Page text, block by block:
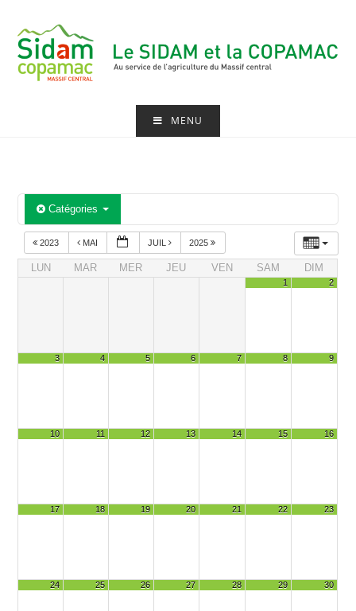
content
MENU
Catégories
2023 MAI JUIL 2025
LUN MAR MER JEU VEN SAM DIM
1 2
3 4 5 6 7 8 9
10 11 12 13 14 15 16
17 18 19 20 21 22 23
24 25 26 27 28 29 30